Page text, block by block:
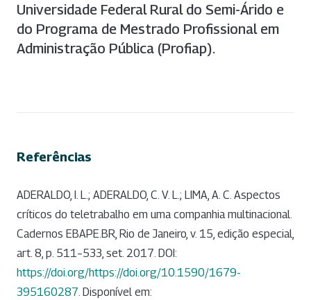
Universidade Federal Rural do Semi-Árido e
do Programa de Mestrado Profissional em
Administração Pública (Profiap).
Referências
ADERALDO, I. L.; ADERALDO, C. V. L.; LIMA, A. C. Aspectos
críticos do teletrabalho em uma companhia multinacional.
Cadernos EBAPE.BR, Rio de Janeiro, v. 15, edição especial,
art. 8, p. 511–533, set. 2017. DOI:
https://doi.org/https://doi.org/10.1590/1679-
395160287. Disponível em: